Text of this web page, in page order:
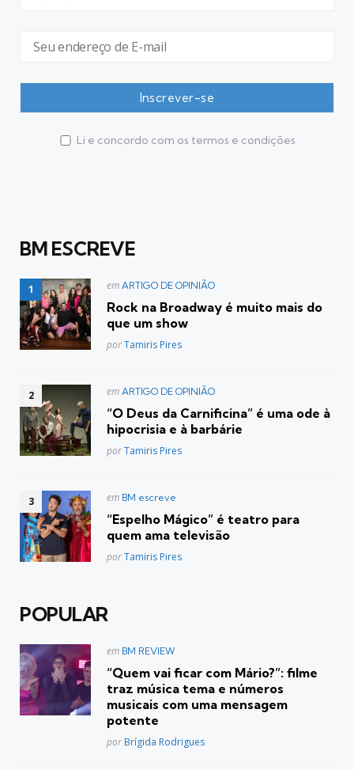
Li e concordo com os termos e condições
BM ESCREVE
Postado
em ARTIGO DE OPINIÃO
Rock na Broadway é muito mais do
que um show
Posted
porTamiris Pires
Postado
em ARTIGO DE OPINIÃO
“O Deus da Carnificina” é uma ode à
hipocrisia e à barbárie
Posted
porTamiris Pires
Postado
em BM escreve
“Espelho Mágico” é teatro para
quem ama televisão
Posted
porTamiris Pires
POPULAR
Postado
em BM REVIEW
“Quem vai ficar com Mário?”: filme
traz música tema e números
musicais com uma mensagem
potente
Posted
por Brígida Rodrigues